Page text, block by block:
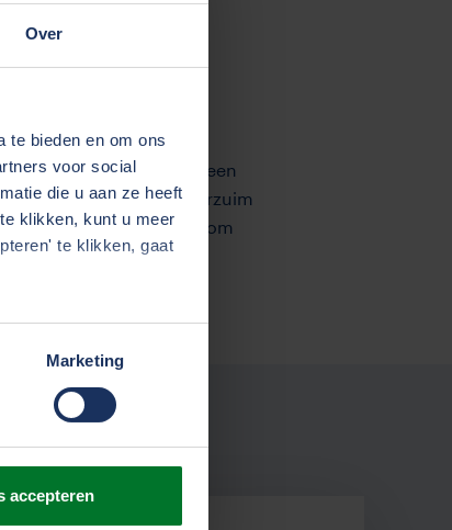
Over
te bieden en om ons
voor social
die u aan ze heeft
klikken, kunt u meer
te klikken, gaat
Marketing
accepteren
Verzuim is geen
maken we verzuim
werkgevers om